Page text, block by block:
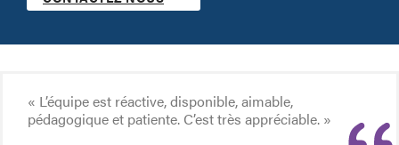
« L’équipe est réactive, disponible, aimable,
pédagogique et patiente. C’est très appréciable. »